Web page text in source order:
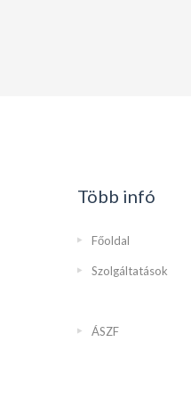
Több infó
Főoldal
Szolgáltatások
ÁSZF